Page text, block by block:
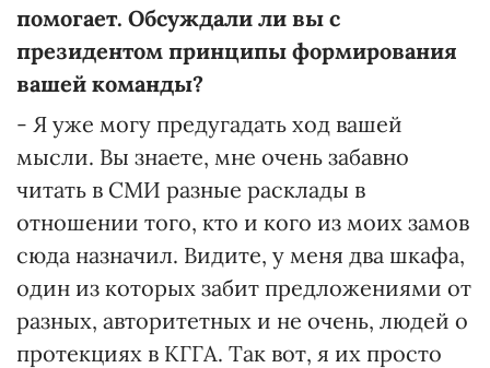
помогает. Обсуждали ли вы с
президентом принципы формирования
вашей команды?
- Я уже могу предугадать ход вашей
мысли. Вы знаете, мне очень забавно
читать в СМИ разные расклады в
отношении того, кто и кого из моих замов
сюда назначил. Видите, у меня два шкафа,
один из которых забит предложениями от
разных, авторитетных и не очень, людей о
протекциях в КГГА. Так вот, я их просто